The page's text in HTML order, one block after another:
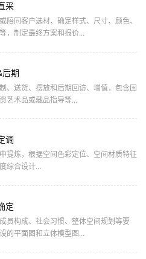
采
陪同客户选材、确定样式、尺寸、颜色、
，制定最终方案和报价...
后期
、送货、摆放和后期回访、增值，包含国
艺术品或藏品指导等...
调
提炼，根据空间色彩定位、空间材质特征
综合设计...
定
员构成、社会习惯、整体空间规划等要
的平面图和立体模型图...